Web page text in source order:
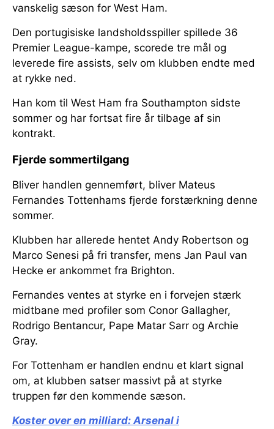
vanskelig sæson for West Ham.
Den portugisiske landsholdsspiller spillede 36
Premier League-kampe, scorede tre mål og
leverede fire assists, selv om klubben endte med
at rykke ned.
Han kom til West Ham fra Southampton sidste
sommer og har fortsat fire år tilbage af sin
kontrakt.
Fjerde sommertilgang
Bliver handlen gennemført, bliver Mateus
Fernandes Tottenhams fjerde forstærkning denne
sommer.
Klubben har allerede hentet Andy Robertson og
Marco Senesi på fri transfer, mens Jan Paul van
Hecke er ankommet fra Brighton.
Fernandes ventes at styrke en i forvejen stærk
midtbane med profiler som Conor Gallagher,
Rodrigo Bentancur, Pape Matar Sarr og Archie
Gray.
For Tottenham er handlen endnu et klart signal
om, at klubben satser massivt på at styrke
truppen før den kommende sæson.
Koster over en milliard:Arsenal i